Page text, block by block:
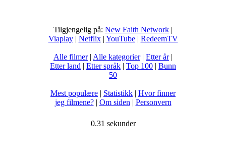
Tilgjengelig på: New Faith Network |
Viaplay| Netflix| YouTube| RedeemTV
Alle filmer| Alle kategorier| Etter år|
Etter land | Etter språk | Top 100 | Bunn
50
Mest populære | Statistikk | Hvor finner
jeg filmene?| Om siden| Personvern
0.31 sekunder